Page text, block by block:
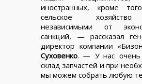
иностранных, кроме
сельское
независимыми от
санкций, — рассказал
директор компании
Суховенко. — У нас очень
склад запчастей и при
мы можем собрать любую